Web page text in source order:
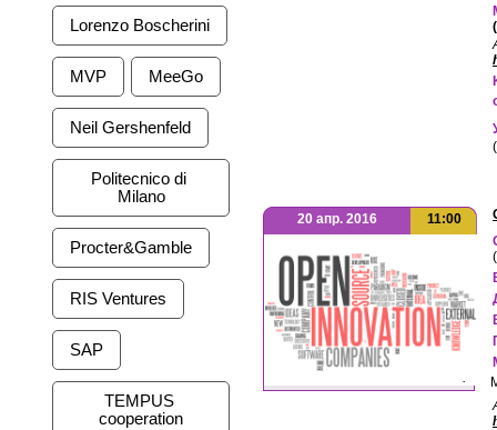
Lorenzo Boscherini
MVP MeeGo
Neil Gershenfeld
Politecnico di
Milano
Procter&Gamble
RIS Ventures
SAP
TEMPUS
cooperation
20 апр. 2016 11:00
·